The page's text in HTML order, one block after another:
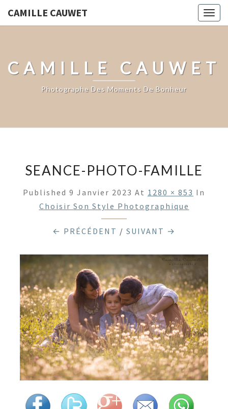
CAMILLE CAUWET
CAMILLE CAUWET
Photographe Des Moments De Bonheur
SEANCE-PHOTO-FAMILLE
Published 9 Janvier 2023 At 1280 × 853 In
Choisir Son Style Photographique
← PRÉCÉDENT / SUIVANT →